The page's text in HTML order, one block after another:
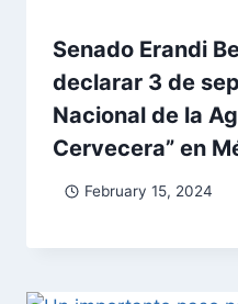
Senado Erandi
declarar 3 de
Nacional de la
Cervecera” en
February 15, 2024